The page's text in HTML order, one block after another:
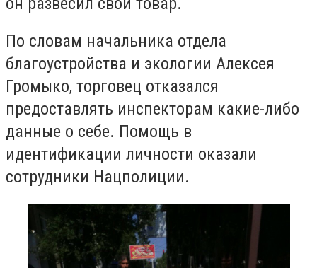
По словам начальника отдела
благоустройства и экологии Алексея
Громыко, торговец отказался
предоставлять инспекторам какие-либо
данные о себе. Помощь в
идентификации личности оказали
сотрудники Нацполиции.